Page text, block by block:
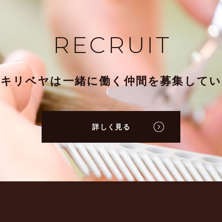
RECRUIT
リベヤは一緒に働く仲間を募集して
詳しく見る